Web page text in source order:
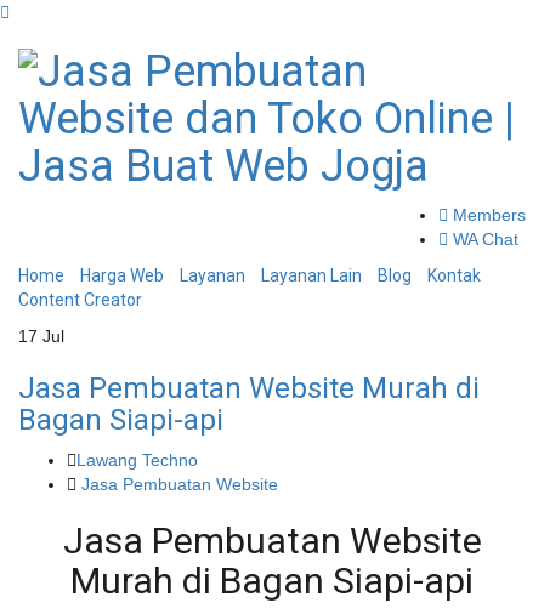
Members
WA Chat
Home
Harga Web Layanan Layanan Lain Blog
Kontak
Content Creator
17 Jul
Jasa Pembuatan Website Murah di
Bagan Siapi-api
Lawang Techno
Jasa Pembuatan Website
Jasa Pembuatan Website
Murah di Bagan Siapi-api